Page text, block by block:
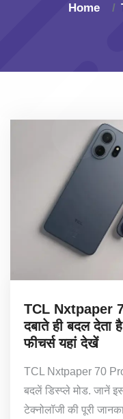
Home
TCL Nxtpaper
दबाते ही बदल देता
फीचर्स यहां देखें
TCL Nxtpaper 70
बदलें डिस्प्ले मोड. जानें
टेक्नोलॉजी की पूरी